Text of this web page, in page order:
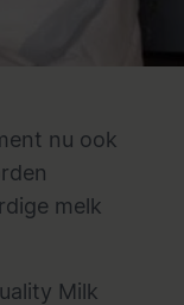
nu ook
melk
Milk